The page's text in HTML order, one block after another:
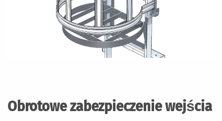
Obrotowe zabezpieczenie wejścia
galerii